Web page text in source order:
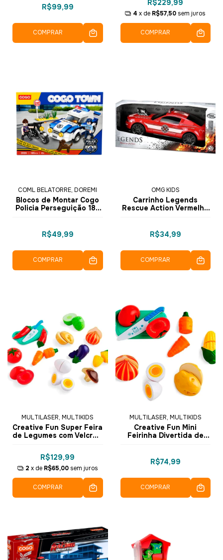
R$99,99
COMPRAR
R$229,99
4 x de R$57,50 sem juros
COMPRAR
COML BELATORRE, DOREMI
Blocos de Montar Cogo
Policia Perseguição 185
R$49,99
COMPRAR
OMG KIDS
Carrinho Legends
Rescue Action Vermelho
R$34,99
COMPRAR
MULTILASER, MULTIKIDS
Creative Fun Super Feira
de Legumes com Velcro -
R$129,99
2 x de R$65,00 sem juros
COMPRAR
MULTILASER, MULTIKIDS
Creative Fun Mini
Feirinha Divertida de
R$74,99
COMPRAR